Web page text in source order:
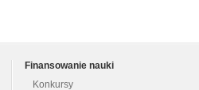
Finansowanie nauki
Konkursy